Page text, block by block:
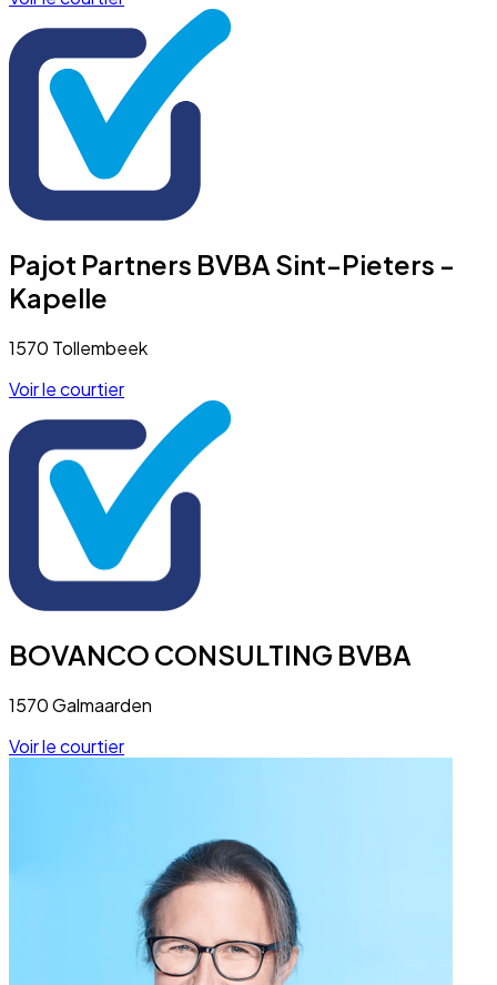
Pajot Partners BVBA Sint-Pieters -
Kapelle
1570 Tollembeek
Voir le courtier
BOVANCO CONSULTING BVBA
1570 Galmaarden
Voir le courtier